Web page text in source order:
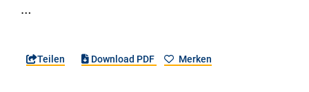
…
Teilen Download PDF Merken